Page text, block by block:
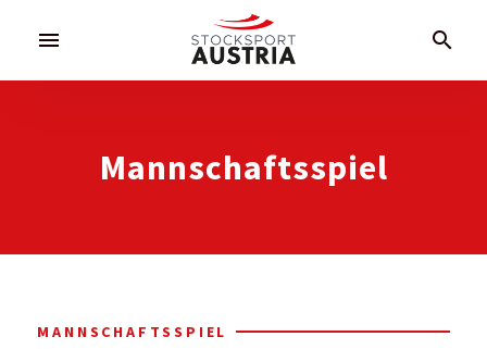
menu search
Mannschaftsspiel
MANNSCHAFTSSPIEL